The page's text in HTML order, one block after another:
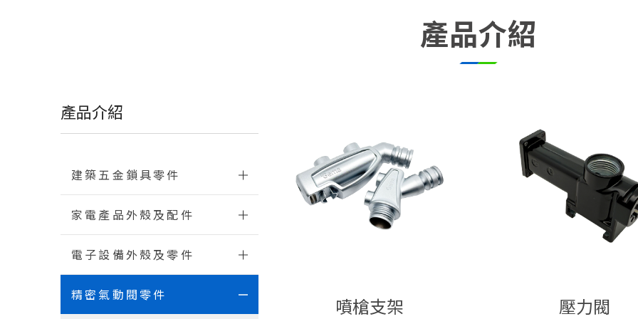
產品介紹
產品介紹
建築五金鎖具零件
家電產品外殼及配件
電子設備外殼及零件
精密氣動閥零件
噴槍支架 壓力閥